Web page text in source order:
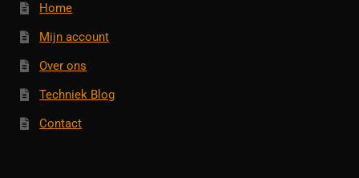
Home
Mijn account
Over ons
Techniek Blog
Contact